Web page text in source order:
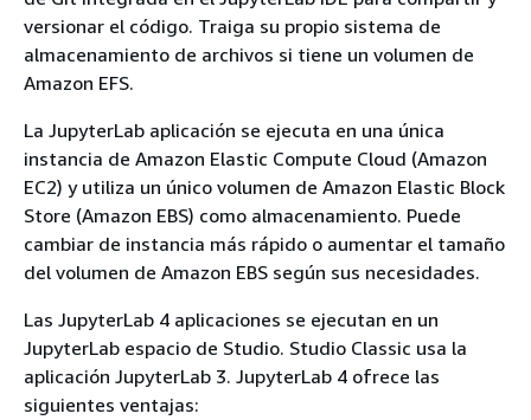
versionar el código. Traiga su propio sistema de
almacenamiento de archivos si tiene un volumen de
Amazon EFS.
La JupyterLab aplicación se ejecuta en una única
instancia de Amazon Elastic Compute Cloud (Amazon
EC2) y utiliza un único volumen de Amazon Elastic Block
Store (Amazon EBS) como almacenamiento. Puede
cambiar de instancia más rápido o aumentar el tamaño
del volumen de Amazon EBS según sus necesidades.
Las JupyterLab 4 aplicaciones se ejecutan en un
JupyterLab espacio de Studio. Studio Classic usa la
aplicación JupyterLab 3. JupyterLab 4 ofrece las
siguientes ventajas: